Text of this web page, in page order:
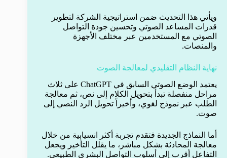
ويأتي هذا التحديث ضمن استراتيجية الشركة لتطوير
قدرات المساعد الصوتي وتحسين جودة التواصل
الصوتي مع المستخدمين عبر مختلف الأجهزة
والمنصات.
نهاية النظام التقليدي لمعالجة الصوت
يعتمد الوضع الصوتي السابق في ChatGPT على ثلاث
مراحل منفصلة تبدأ بتحويل الكلام إلى نص، ثم معالجة
الطلب عبر نموذج لغوي، وأخيراً تحويل الرد النصي إلى
صوت.
أما النماذج الجديدة فتقدم تجربة أكثر انسيابية من خلال
معالجة المحادثة بشكل مباشر، ما يقلل التأخير ويجعل
التفاعل أقرب إلى أسلوب التواصل البشري الطبيعي.